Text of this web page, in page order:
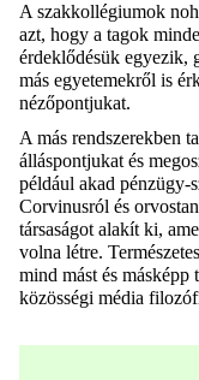
A szakkollégiumok
azt, hogy a tagok
érdeklődésük egyezik,
más egyetemekről is
nézőpontjukat.
A más rendszerekben
álláspontjukat és
például akad pénzügy-
Corvinusról és
társaságot alakít ki,
volna létre.
mind mást és
közösségi média